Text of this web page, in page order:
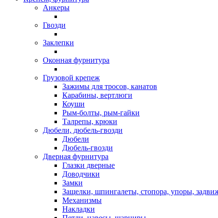
Анкеры
Гвозди
Заклепки
Оконная фурнитура
Грузовой крепеж
Зажимы для тросов, канатов
Карабины, вертлюги
Коуши
Рым-болты, рым-гайки
Талрепы, крюки
Дюбели, дюбель-гвозди
Дюбели
Дюбель-гвозди
Дверная фурнитура
Глазки дверные
Доводчики
Замки
Защелки, шпингалеты, стопора, упоры,
Механизмы
Накладки